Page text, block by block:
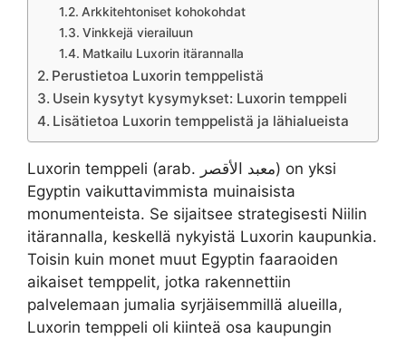
Arkkitehtoniset kohokohdat
Vinkkejä vierailuun
Matkailu Luxorin itärannalla
Perustietoa Luxorin temppelistä
Usein kysytyt kysymykset: Luxorin temppeli
Lisätietoa Luxorin temppelistä ja lähialueista
Luxorin temppeli (arab. معبد الأقصر) on yksi
Egyptin vaikuttavimmista muinaisista
monumenteista. Se sijaitsee strategisesti Niilin
itärannalla, keskellä nykyistä Luxorin kaupunkia.
Toisin kuin monet muut Egyptin faaraoiden
aikaiset temppelit, jotka rakennettiin
palvelemaan jumalia syrjäisemmillä alueilla,
Luxorin temppeli oli kiinteä osa kaupungin